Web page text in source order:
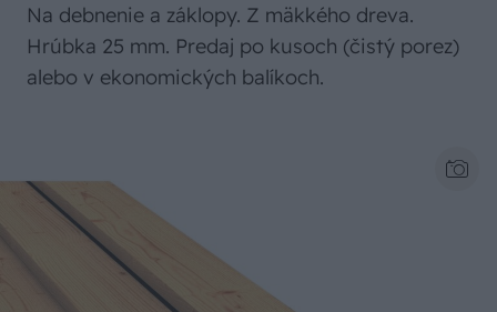
Na debnenie a záklopy. Z mäkkého dreva.
Hrúbka 25 mm. Predaj po kusoch (čistý porez)
alebo v ekonomických balíkoch.